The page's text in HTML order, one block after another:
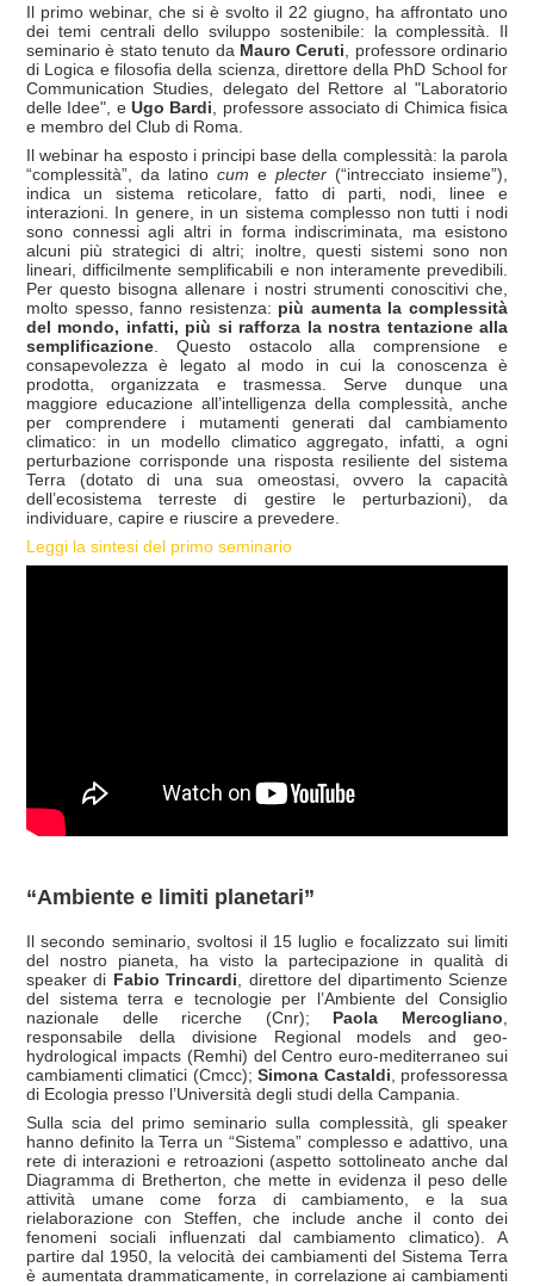
Il primo webinar, che si è svolto il 22 giugno, ha affrontato uno
dei temi centrali dello sviluppo sostenibile: la complessità. Il
seminario è stato tenuto da Mauro Ceruti , professore ordinario
di Logica e filosofia della scienza, direttore della PhD School for
Communication Studies, delegato del Rettore al "Laboratorio
delle Idee", e Ugo Bardi , professore associato di Chimica fisica
e membro del Club di Roma.
Il webinar ha esposto i principi base della complessità: la parola
“complessità”, da latino cum e plecter (“intrecciato insieme”),
indica un sistema reticolare, fatto di parti, nodi, linee e
interazioni. In genere, in un sistema complesso non tutti i nodi
sono connessi agli altri in forma indiscriminata, ma esistono
alcuni più strategici di altri; inoltre, questi sistemi sono non
lineari, difficilmente semplificabili e non interamente prevedibili.
Per questo bisogna allenare i nostri strumenti conoscitivi che,
molto spesso, fanno resistenza: più aumenta la complessità
del mondo, infatti, più si rafforza la nostra tentazione alla
semplificazione . Questo ostacolo alla comprensione e
consapevolezza è legato al modo in cui la conoscenza è
prodotta, organizzata e trasmessa. Serve dunque una
maggiore educazione all’intelligenza della complessità, anche
per comprendere i mutamenti generati dal cambiamento
climatico: in un modello climatico aggregato, infatti, a ogni
perturbazione corrisponde una risposta resiliente del sistema
Terra (dotato di una sua omeostasi, ovvero la capacità
dell’ecosistema terreste di gestire le perturbazioni), da
individuare, capire e riuscire a prevedere.
Leggi la sintesi del primo seminario
“Ambiente e limiti planetari”
Il secondo seminario, svoltosi il 15 luglio e focalizzato sui limiti
del nostro pianeta, ha visto la partecipazione in qualità di
speaker di Fabio Trincardi , direttore del dipartimento Scienze
del sistema terra e tecnologie per l’Ambiente del Consiglio
nazionale delle ricerche (Cnr); Paola Mercogliano
responsabile della divisione Regional models and geo-
hydrological impacts (Remhi) del Centro euro-mediterraneo sui
cambiamenti climatici (Cmcc);Simona Castaldi , professoressa
di Ecologia presso l’Università degli studi della Campania.
Sulla scia del primo seminario sulla complessità, gli speaker
hanno definito la Terra un “Sistema” complesso e adattivo, una
rete di interazioni e retroazioni (aspetto sottolineato anche dal
Diagramma di Bretherton, che mette in evidenza il peso delle
attività umane come forza di cambiamento, e la sua
rielaborazione con Steffen, che include anche il conto dei
fenomeni sociali influenzati dal cambiamento climatico). A
partire dal 1950, la velocità dei cambiamenti del Sistema Terra
è aumentata drammaticamente, in correlazione ai cambiamenti